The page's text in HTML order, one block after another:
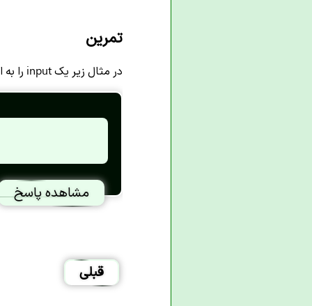
تمرین
در مثال زیر یک input را به المان lable وصل کنید.
مشاهده پاسخ
قبلی